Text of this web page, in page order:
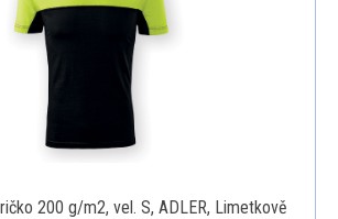
200 g/m2, vel. S, ADLER, Limetkově